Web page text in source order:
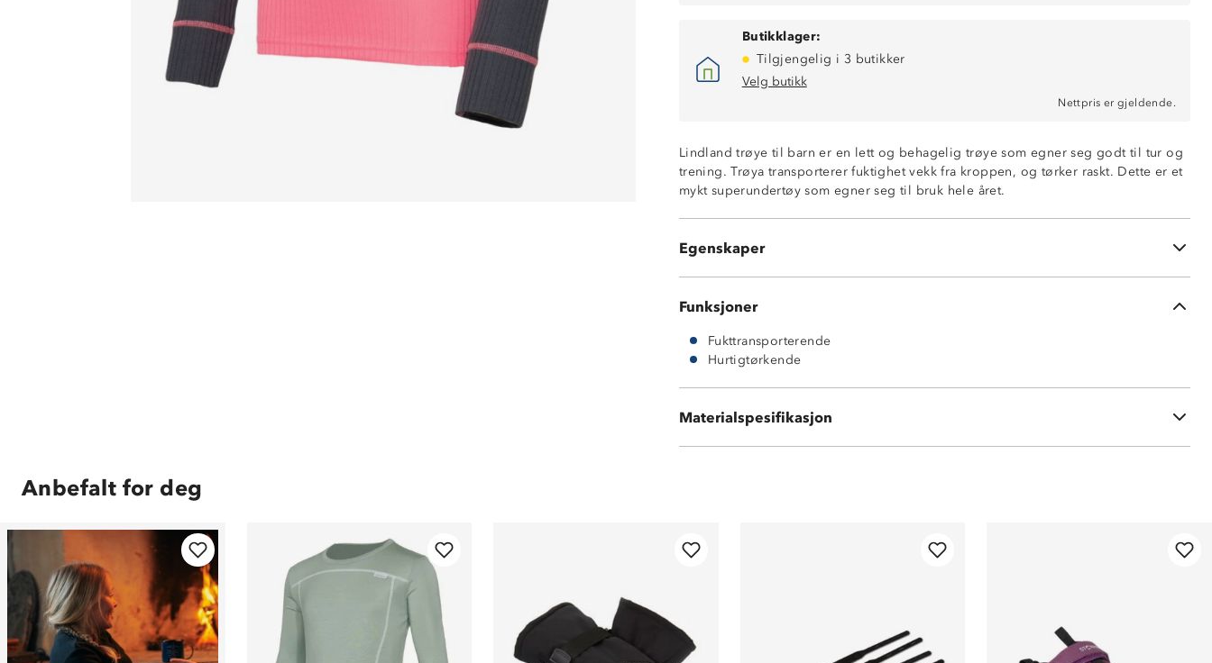
Butikklager:
Tilgjengelig i 3 butikker
Velg butikk
Nettpris er gjeldende.
Lindland trøye til barn er en lett og behagelig trøye som egner seg godt til tur og
trening. Trøya transporterer fuktighet vekk fra kroppen, og tørker raskt. Dette er et
mykt superundertøy som egner seg til bruk hele året.
Egenskaper
100% polyester
Funksjoner
Fukttransporterende
Hurtigtørkende
Materialspesifikasjon
100 % polyester
Anbefalt for deg